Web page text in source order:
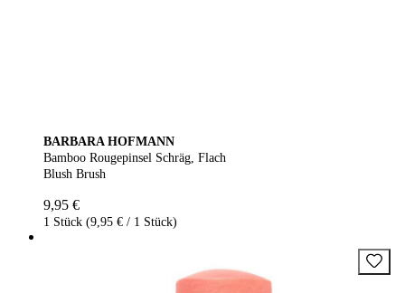
BARBARA HOFMANN
Bamboo Rougepinsel Schräg, Flach
Blush Brush
9,95 €
1 Stück (9,95 € / 1 Stück)